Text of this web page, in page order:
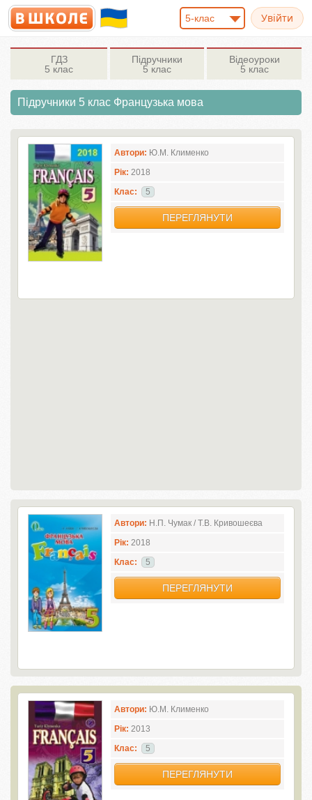
5-клас
ГДЗ
5 клас
Підручники
5 клас
Відеоуроки
5 клас
Підручники 5 клас Французька мова
Автори: Ю.М. Клименко
Рік: 2018
Клас:
5
ПЕРЕГЛЯНУТИ
Автори: Н.П. Чумак / Т.В. Кривошеєва
Рік: 2018
Клас:
5
ПЕРЕГЛЯНУТИ
Автори: Ю.М. Клименко
Рік: 2013
Клас:
5
ПЕРЕГЛЯНУТИ